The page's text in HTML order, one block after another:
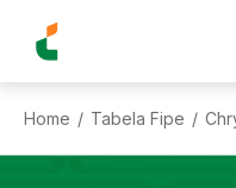
Home / Tabela Fipe /